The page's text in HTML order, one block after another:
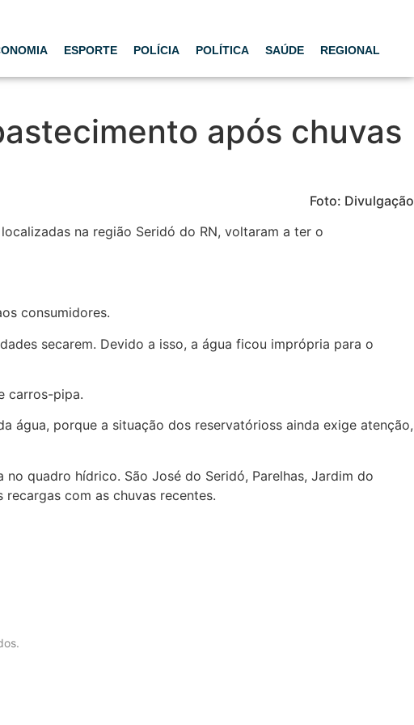
ESPORTE POLÍCIA POLÍTICA SAÚDE REGIONAL
após chuvas
Foto: Divulgação
na região Seridó do RN, voltaram a ter o
consumidores.
secarem. Devido a isso, a água ficou imprópria para o
carros-pipa.
água, porque a situação dos reservatórioss ainda exige atenção,
quadro hídrico. São José do Seridó, Parelhas, Jardim do
com as chuvas recentes.